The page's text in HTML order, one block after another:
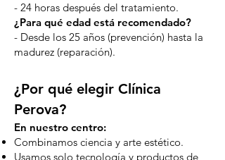
- 24 horas después del tratamiento.
¿Para qué edad está recomendado?
- Desde los 25 años (prevención) hasta la
madurez (reparación).
¿Por qué elegir Clínica
Perova?
En nuestro centro:
Combinamos ciencia y arte estético.
Usamos solo tecnología y productos de